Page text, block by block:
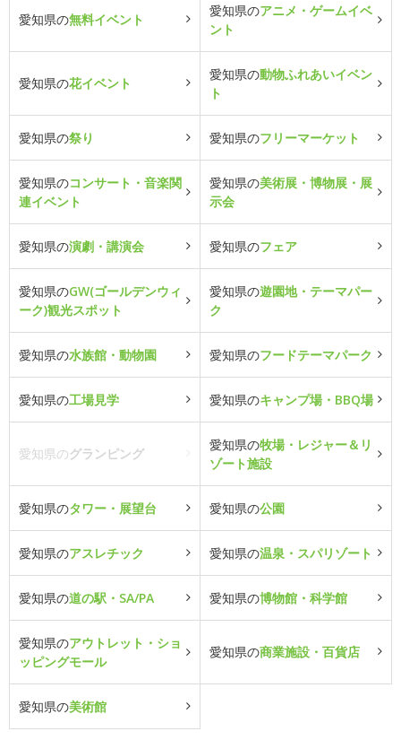
愛知県の無料イベント
愛知県のアニメ・ゲームイベ
ント
愛知県の花イベント
愛知県の動物ふれあいイベン
ト
愛知県の祭り 愛知県のフリーマーケット
愛知県のコンサート・音楽関
連イベント
愛知県の美術展・博物展・展
示会
愛知県の演劇・講演会 愛知県のフェア
愛知県のGW(ゴールデンウィ
ーク)観光スポット
愛知県の遊園地・テーマパー
ク
愛知県の水族館・動物園 愛知県のフードテーマパーク
愛知県の工場見学 愛知県のキャンプ場・BBQ場
愛知県のグランピング
愛知県の牧場・レジャー＆リ
ゾート施設
愛知県のタワー・展望台 愛知県の公園
愛知県のアスレチック 愛知県の温泉・スパリゾート
愛知県の道の駅・SA/PA 愛知県の博物館・科学館
愛知県のアウトレット・ショ
ッピングモール
愛知県の商業施設・百貨店
愛知県の美術館